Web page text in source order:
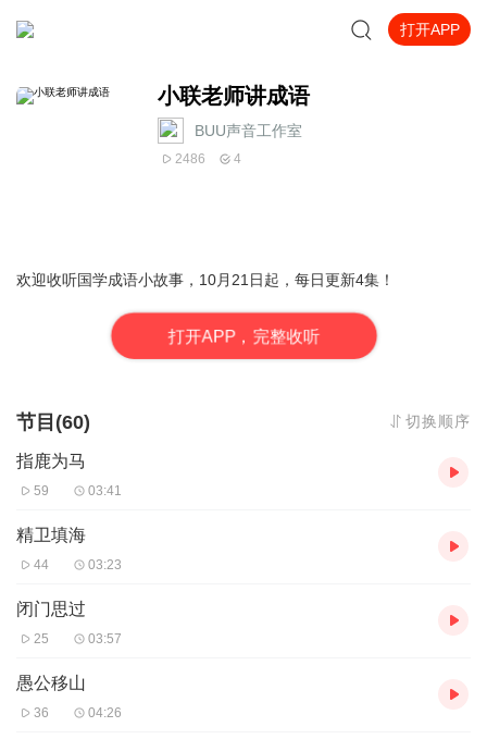
打开APP
小联老师讲成语
BUU声音工作室
2486 4
欢迎收听国学成语小故事，10月21日起，每日更新4集！
打开APP，完整收听
节目(60) 切换顺序
指鹿为马
59 03:41
精卫填海
44 03:23
闭门思过
25 03:57
愚公移山
36 04:26